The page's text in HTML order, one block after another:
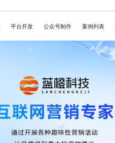
平台开发 公众号制作 案例列表